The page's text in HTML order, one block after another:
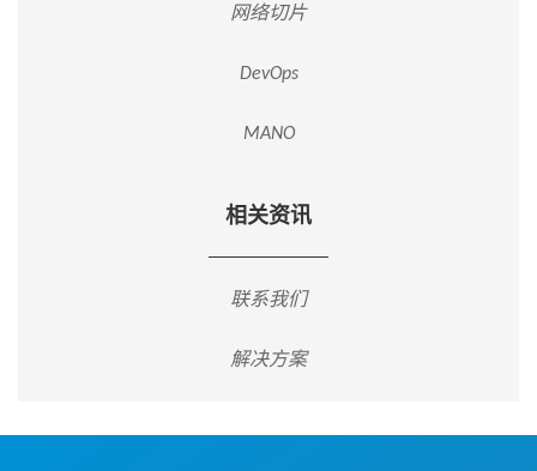
网络切片
DevOps
MANO
相关资讯
联系我们
解决方案